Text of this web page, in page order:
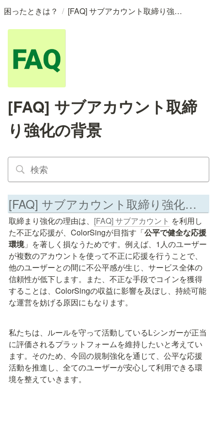
困ったときは？ / [FAQ] サブアカウント取締り強化の背景
[FAQ] サブアカウント取締
り強化の背景
[FAQ] サブアカウント取締り強化の背景
取締まり強化の理由は、 [FAQ] サブアカウント を利用し
た不正な応援が、ColorSingが目指す「公平で健全な応援
環境」を著しく損なうためです。例えば、1人のユーザー
が複数のアカウントを使って不正に応援を行うことで、
他のユーザーとの間に不公平感が生じ、サービス全体の
信頼性が低下します。また、不正な手段でコインを獲得
することは、ColorSingの収益に影響を及ぼし、持続可能
な運営を妨げる原因にもなります。
私たちは、ルールを守って活動しているLシンガーが正当
に評価されるプラットフォームを維持したいと考えてい
ます。そのため、今回の規制強化を通じて、公平な応援
活動を推進し、全てのユーザーが安心して利用できる環
境を整えていきます。